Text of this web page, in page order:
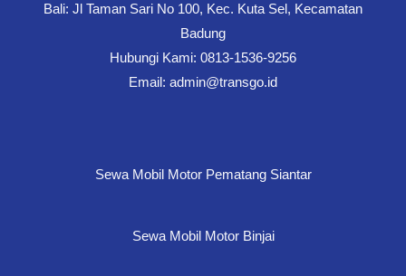
Bali: Jl Taman Sari No 100, Kec. Kuta Sel, Kecamatan
Badung
Hubungi Kami: 0813-1536-9256
Email: admin@transgo.id
Sewa Mobil Motor Pematang Siantar
Sewa Mobil Motor Binjai